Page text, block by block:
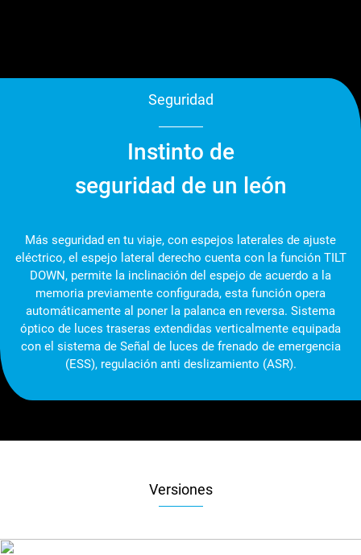
Seguridad
Instinto de
seguridad de un león
Más seguridad en tu viaje, con espejos laterales de ajuste
eléctrico, el espejo lateral derecho cuenta con la función TILT
DOWN, permite la inclinación del espejo de acuerdo a la
memoria previamente configurada, esta función opera
automáticamente al poner la palanca en reversa. Sistema
óptico de luces traseras extendidas verticalmente equipada
con el sistema de Señal de luces de frenado de emergencia
(ESS), regulación anti deslizamiento (ASR).
Versiones